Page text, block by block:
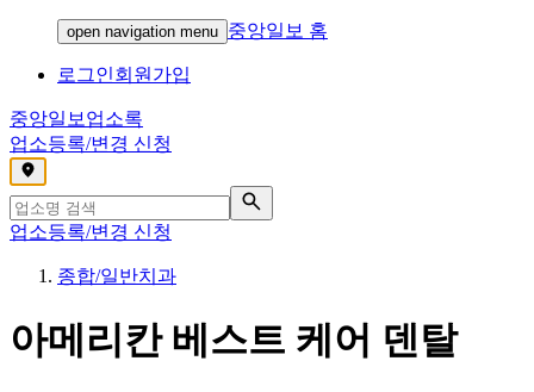
open navigation menu 중앙일보 홈
로그인회원가입
중앙일보 업소록
업소등록/변경 신청
,
업소등록/변경 신청
종합/일반치과
아메리칸 베스트 케어 덴탈